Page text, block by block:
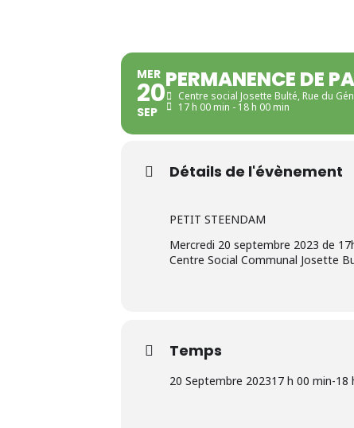
MER
20
SEP
PERMANENCE DE
Centre social Josette Bulté, Rue du
17 h 00 min - 18 h 00 min
Détails de l'évènement
PETIT STEENDAM
Mercredi 20 septembre 2023 de
Centre Social Communal Josette
Temps
20 Septembre 202317 h 00 min-18